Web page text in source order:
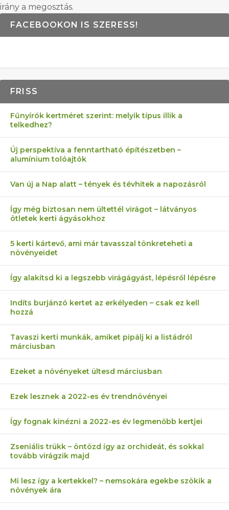
irány a megosztás.
FACEBOOKON IS SZERESS!
FRISS
Fűnyírók kertméret szerint: melyik típus illik a
telkedhez?
Új perspektíva a fenntartható építészetben –
alumínium tolóajtók
Van új a Nap alatt – tények és tévhitek a napozásról
Így még biztosan nem ültettél virágot – látványos
ötletek kerti ágyásokhoz
5 kerti kártevő, ami már tavasszal tönkreteheti a
növényeidet
Így alakítsd ki a legszebb virágágyást, lépésről lépésre
Indíts burjánzó kertet az erkélyeden – csak ez kell
hozzá
Tavaszi kerti munkák, amiket pipálj ki a listádról
márciusban
Ezeket a növényeket ültesd márciusban
Ezek lesznek a 2022-es év trendnövényei
Így fognak kinézni a 2022-es év legmenőbb kertjei
Zseniális trükk – öntözd így az orchideát, és sokkal
tovább virágzik majd
Mi lesz így a kertekkel? – nemsokára egekbe szökik a
növények ára